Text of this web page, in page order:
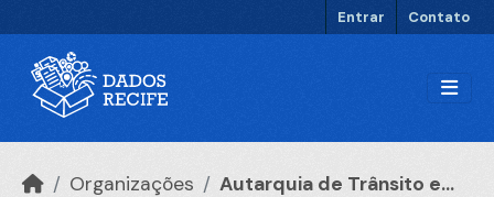
Entrar Contato
Organizações Autarquia de Trânsito e...